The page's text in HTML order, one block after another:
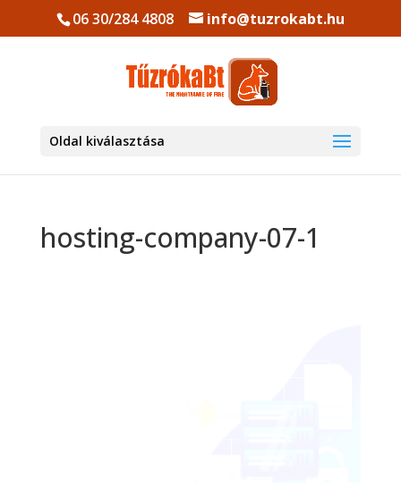
06 30/284 4808 info@tuzrokabt.hu
Oldal kiválasztása
hosting-company-07-1